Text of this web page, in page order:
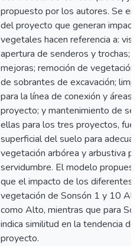
propuesto por los autores. Se
del proyecto que generan
vegetales hacen referencia a:
apertura de senderos y trochas;
mejoras; remoción de vegetación
de sobrantes de excavación;
para la línea de conexión y áreas
proyecto; y mantenimiento de
ellas para los tres proyectos,
superficial del suelo para
vegetación arbórea y arbustiva
servidumbre. El modelo
que el impacto de los diferentes
vegetación de Sonsón 1 y 10
como Alto, mientras que para
indica similitud en la tendencia
proyecto.